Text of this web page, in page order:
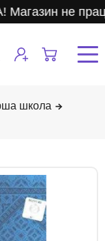
Магазин не
школа